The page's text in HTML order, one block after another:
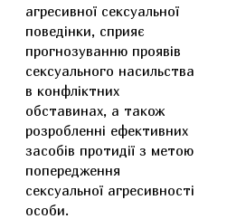
агресивної сексуальної
поведінки, сприяє
прогнозуванню проявів
сексуального насильства
в конфліктних
обставинах, а також
розробленні ефективних
засобів протидії з метою
попередження
сексуальної агресивності
особи.